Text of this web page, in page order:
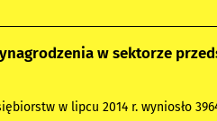
w sektorze
w lipcu 2014 r. wyniosło